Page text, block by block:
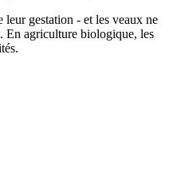
leur gestation - et les veaux ne
En agriculture biologique, les